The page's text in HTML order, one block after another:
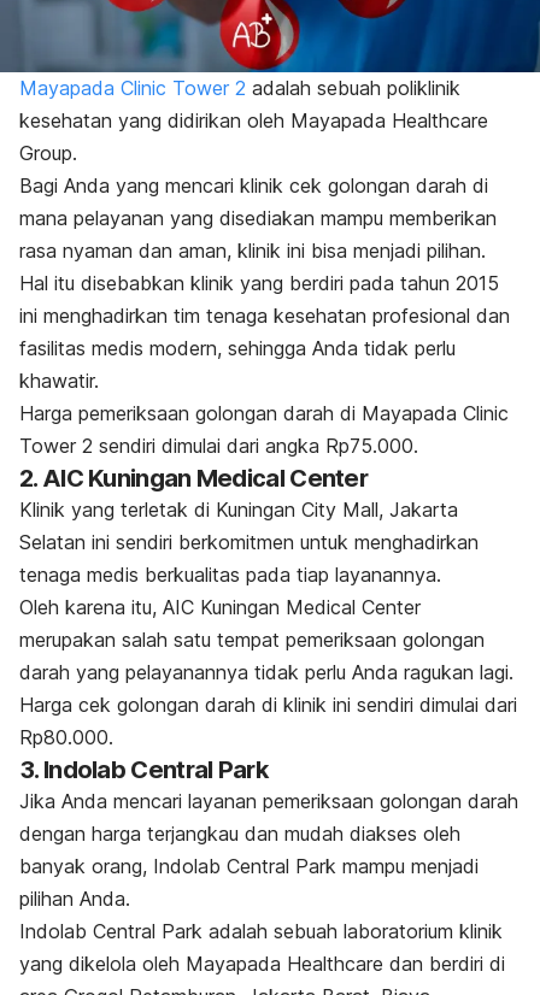
Mayapada Clinic Tower 2 adalah sebuah poliklinik
kesehatan yang didirikan oleh Mayapada Healthcare
Group.
Bagi Anda yang mencari klinik cek golongan darah di
mana pelayanan yang disediakan mampu memberikan
rasa nyaman dan aman, klinik ini bisa menjadi pilihan.
Hal itu disebabkan klinik yang berdiri pada tahun 2015
ini menghadirkan tim tenaga kesehatan profesional dan
fasilitas medis modern, sehingga Anda tidak perlu
khawatir.
Harga pemeriksaan golongan darah di Mayapada Clinic
Tower 2 sendiri dimulai dari angka Rp75.000.
2. AIC Kuningan Medical Center
Klinik yang terletak di Kuningan City Mall, Jakarta
Selatan ini sendiri berkomitmen untuk menghadirkan
tenaga medis berkualitas pada tiap layanannya.
Oleh karena itu, AIC Kuningan Medical Center
merupakan salah satu tempat pemeriksaan golongan
darah yang pelayanannya tidak perlu Anda ragukan lagi.
Harga cek golongan darah di klinik ini sendiri dimulai dari
Rp80.000.
3. Indolab Central Park
Jika Anda mencari layanan pemeriksaan golongan darah
dengan harga terjangkau dan mudah diakses oleh
banyak orang, Indolab Central Park mampu menjadi
pilihan Anda.
Indolab Central Park adalah sebuah laboratorium klinik
yang dikelola oleh Mayapada Healthcare dan berdiri di